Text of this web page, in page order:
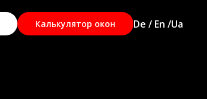
Калькулятор окон De / En /Ua